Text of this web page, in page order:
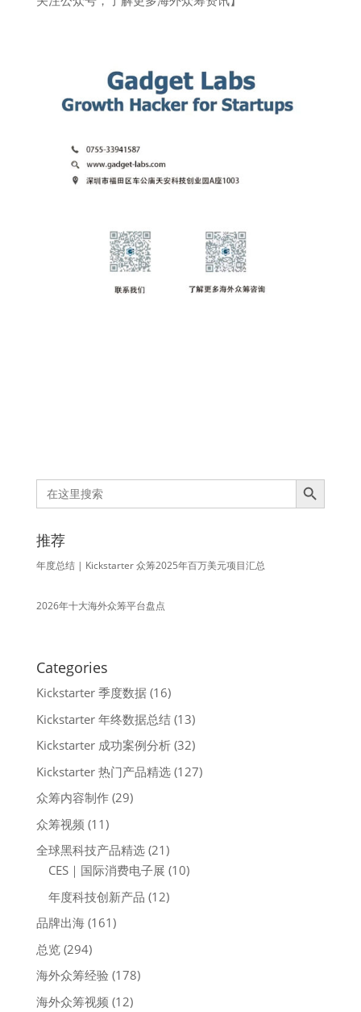
Search
for:
Search Button
推荐
年度总结 | Kickstarter 众筹2025年百万美元项目汇总
2026年十大海外众筹平台盘点
Categories
Kickstarter 季度数据(16)
Kickstarter 年终数据总结(13)
Kickstarter 成功案例分析(32)
Kickstarter 热门产品精选(127)
众筹内容制作(29)
众筹视频 (11)
全球黑科技产品精选(21)
CES｜国际消费电子展 (10)
年度科技创新产品 (12)
品牌出海(161)
总览(294)
海外众筹经验 (178)
海外众筹视频 (12)